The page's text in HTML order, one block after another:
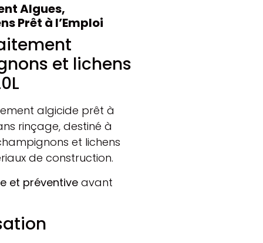
Algues,
Prêt à l’Emploi
et lichens
algicide prêt à
rinçage, destiné à
et lichens
de construction.
et préventive avant